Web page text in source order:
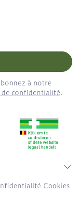
à notre
confidentialité.
Cookies